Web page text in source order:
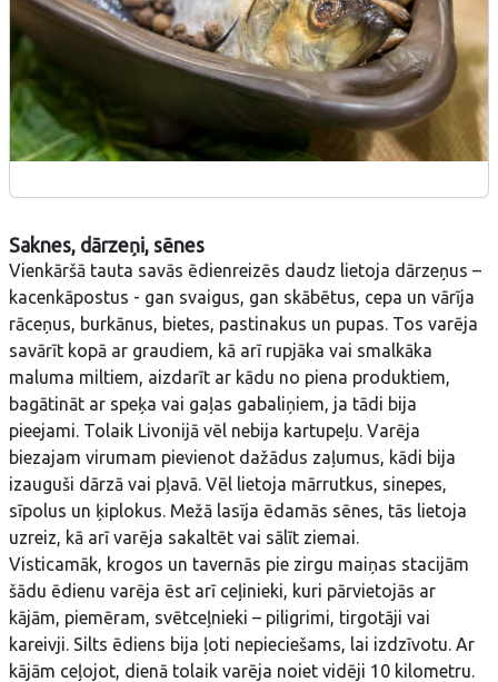
Saknes, dārzeņi, sēnes
Vienkāršā tauta savās ēdienreizēs daudz lietoja dārzeņus –
kacenkāpostus - gan svaigus, gan skābētus, cepa un vārīja
rāceņus, burkānus, bietes, pastinakus un pupas. Tos varēja
savārīt kopā ar graudiem, kā arī rupjāka vai smalkāka
maluma miltiem, aizdarīt ar kādu no piena produktiem,
bagātināt ar speķa vai gaļas gabaliņiem, ja tādi bija
pieejami. Tolaik Livonijā vēl nebija kartupeļu. Varēja
biezajam virumam pievienot dažādus zaļumus, kādi bija
izauguši dārzā vai pļavā. Vēl lietoja mārrutkus, sinepes,
sīpolus un ķiplokus. Mežā lasīja ēdamās sēnes, tās lietoja
uzreiz, kā arī varēja sakaltēt vai sālīt ziemai.
Visticamāk, krogos un tavernās pie zirgu maiņas stacijām
šādu ēdienu varēja ēst arī ceļinieki, kuri pārvietojās ar
kājām, piemēram, svētceļnieki – piligrimi, tirgotāji vai
kareivji. Silts ēdiens bija ļoti nepieciešams, lai izdzīvotu. Ar
kājām ceļojot, dienā tolaik varēja noiet vidēji 10 kilometru.